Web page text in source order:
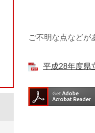
ご不明な点などが
平成28年度県